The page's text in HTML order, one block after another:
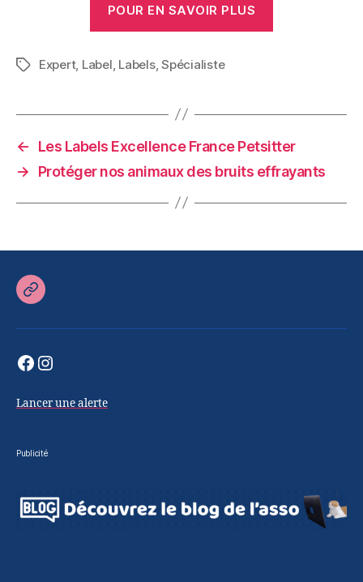
POUR EN SAVOIR PLUS
Étiquettes
Expert, Label Labels,Spécialiste
←
Les Labels Excellence France Petsitter
→
Protéger nos animaux des bruits effrayants
Retour
site
Facebook
Instagram
Lancer une alerte
Publicité